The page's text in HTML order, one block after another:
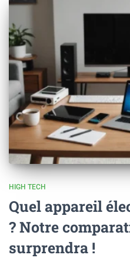
HIGH TECH
Quel appareil
? Notre
surprendra !